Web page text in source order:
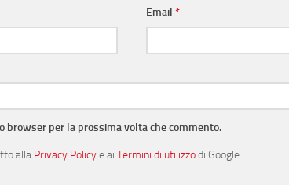
Email*
browser per la prossima volta che commento.
alla Privacy Policye ai Termini di utilizzodi Google.